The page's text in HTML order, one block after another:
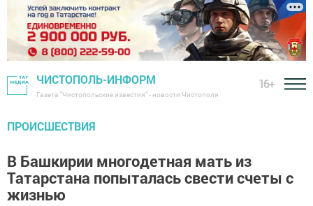
ЧИСТОПОЛЬ-ИНФОРМ
Газета "Чистопольские известия" - новости Чистополя
16+
ПРОИСШЕСТВИЯ
В Башкирии многодетная мать из
Татарстана попыталась свести счеты с
жизнью